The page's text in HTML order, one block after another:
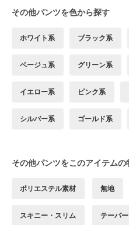
その他パンツを色から探す
ホワイト系 ブラック系
ベージュ系 グリーン系
イエロー系 ピンク系
シルバー系 ゴールド系
その他パンツをこのアイテムの
ポリエステル素材 無地
スキニー・スリム テーパ